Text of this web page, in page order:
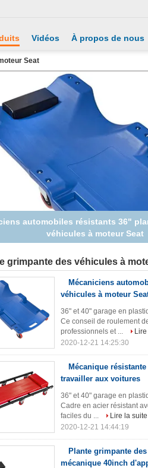
Vidéos À propos de nous
Seat
résistante plantes grimpantes
travailler aux voitures
grimpante des véhicules à
Mécaniciens
véhicules à moteur
36" et 40" garage en
Ce conseil de roulement
professionnels et ...
2020-12-21 14:25:30
Mécanique
travailler aux voitures
36" et 40" garage en
Cadre en acier résistant
faciles du ...
Lire la suite
2020-12-21 14:44:19
Plante grimpante
mécanique 40inch